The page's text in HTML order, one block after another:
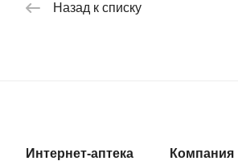
Назад к списку
Интернет-аптека Компания